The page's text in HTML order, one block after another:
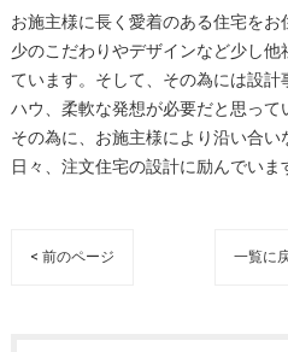
お施主様に長く愛着のある住宅を
少のこだわりやデザインなど少し
ています。そして、その為には設
ハウ、柔軟な発想が必要だと思って
その為に、お施主様により沿い合い
日々、注文住宅の設計に励んでいま
< 前のページ 一覧に